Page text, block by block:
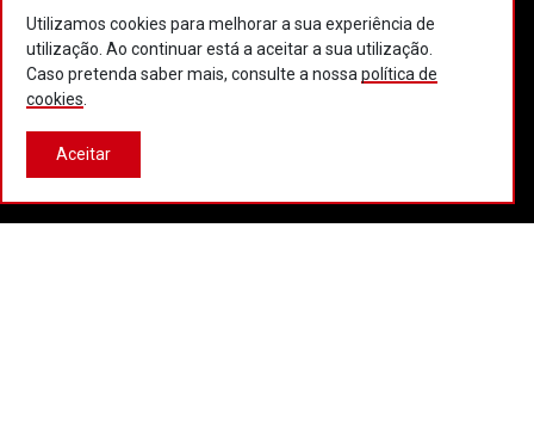
Contactos
Utilizamos cookies para melhorar a sua experiência de
utilização. Ao continuar está a aceitar a sua utilização.
Caso pretenda saber mais, consulte a nossa política de
cookies
Aceitar